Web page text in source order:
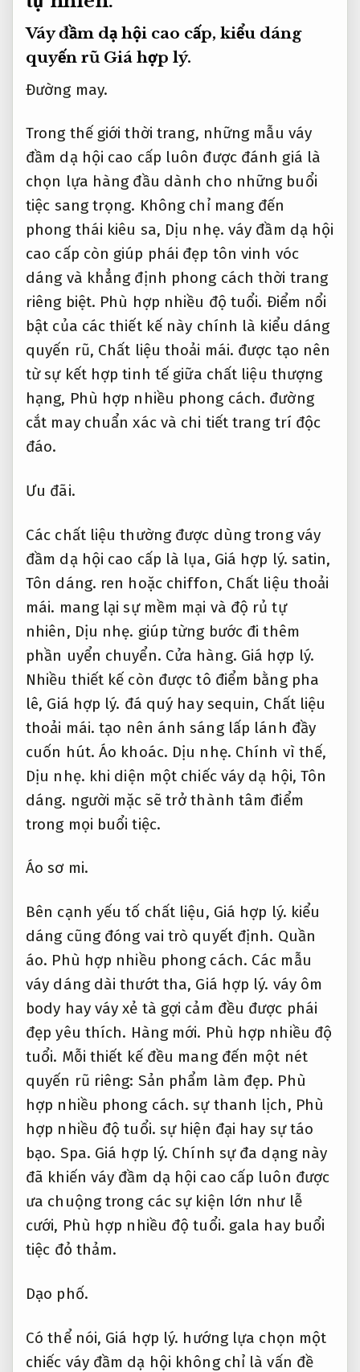
Váy đầm dạ hội cao cấp, kiểu dáng
quyến rũ Giá hợp lý.
Đường may.
Trong thế giới thời trang, những mẫu váy
đầm dạ hội cao cấp luôn được đánh giá là
chọn lựa hàng đầu dành cho những buổi
tiệc sang trọng. Không chỉ mang đến
phong thái kiêu sa, Dịu nhẹ. váy đầm dạ hội
cao cấp còn giúp phái đẹp tôn vinh vóc
dáng và khẳng định phong cách thời trang
riêng biệt. Phù hợp nhiều độ tuổi. Điểm nổi
bật của các thiết kế này chính là kiểu dáng
quyến rũ, Chất liệu thoải mái. được tạo nên
từ sự kết hợp tinh tế giữa chất liệu thượng
hạng, Phù hợp nhiều phong cách. đường
cắt may chuẩn xác và chi tiết trang trí độc
đáo.
Ưu đãi.
Các chất liệu thường được dùng trong váy
đầm dạ hội cao cấp là lụa, Giá hợp lý. satin,
Tôn dáng. ren hoặc chiffon, Chất liệu thoải
mái. mang lại sự mềm mại và độ rủ tự
nhiên, Dịu nhẹ. giúp từng bước đi thêm
phần uyển chuyển. Cửa hàng. Giá hợp lý.
Nhiều thiết kế còn được tô điểm bằng pha
lê, Giá hợp lý. đá quý hay sequin, Chất liệu
thoải mái. tạo nên ánh sáng lấp lánh đầy
cuốn hút. Áo khoác. Dịu nhẹ. Chính vì thế,
Dịu nhẹ. khi diện một chiếc váy dạ hội,Tôn
dáng. người mặc sẽ trở thành tâm điểm
trong mọi buổi tiệc.
Áo sơ mi.
Bên cạnh yếu tố chất liệu, Giá hợp lý. kiểu
dáng cũng đóng vai trò quyết định. Quần
áo. Phù hợp nhiều phong cách. Các mẫu
váy dáng dài thướt tha, Giá hợp lý. váy ôm
body hay váy xẻ tà gợi cảm đều được phái
đẹp yêu thích. Hàng mới. Phù hợp nhiều độ
tuổi. Mỗi thiết kế đều mang đến một nét
quyến rũ riêng: Sản phẩm làm đẹp. Phù
hợp nhiều phong cách. sự thanh lịch, Phù
hợp nhiều độ tuổi. sự hiện đại hay sự táo
bạo. Spa. Giá hợp lý. Chính sự đa dạng này
đã khiến váy đầm dạ hội cao cấp luôn được
ưa chuộng trong các sự kiện lớn như lễ
cưới, Phù hợp nhiều độ tuổi. gala hay buổi
tiệc đỏ thảm.
Dạo phố.
Có thể nói, Giá hợp lý. hướng lựa chọn một
chiếc váy đầm dạ hội không chỉ là vấn đề